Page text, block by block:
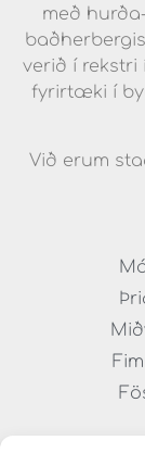
með
verið í
fyrirtæki í
Við erum